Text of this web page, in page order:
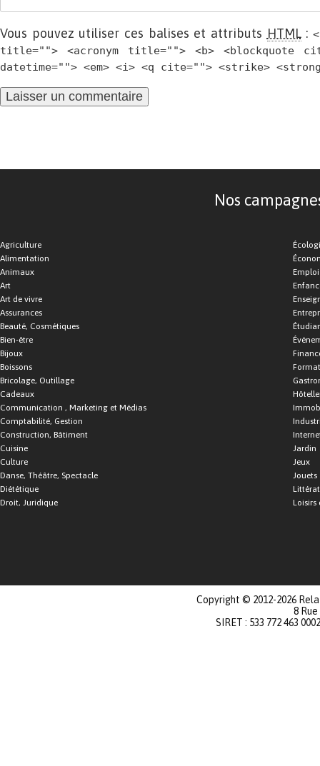
Vous pouvez utiliser ces balises et attributs HTML:
title=""> <acronym title=""> <b> <blockquote
datetime=""> <em> <i> <q cite=""> <strike>
Nos
Agriculture
Alimentation
Animaux
Art
Art de vivre
Assurances
Beauté, Cosmétiques
Bien-être
Bijoux
Boissons
Bricolage, Outillage
Cadeaux
Communication , Marketing et Médias
Comptabilité, Gestion
Construction, Bâtiment
Cuisine
Culture
Danse, Théâtre, Spectacle
Diététique
Droit, Juridique
Emploi
Jardin
Jeux
Jouets
Loisirs
Copyright © 2012-2026
8
SIRET : 533 772 463